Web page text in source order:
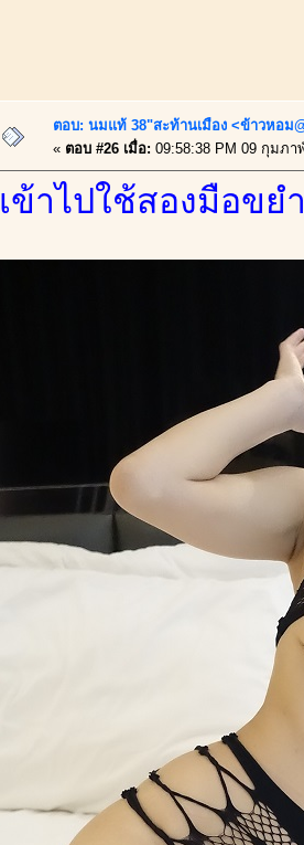
ตอบ: นมแท้ 38"สะท้านเมือง <ข้าวหอม
« ตอบ #26 เมื่อ: 09:58:38 PM 09 กุมภา
เข้าไปใช้สองมือขย